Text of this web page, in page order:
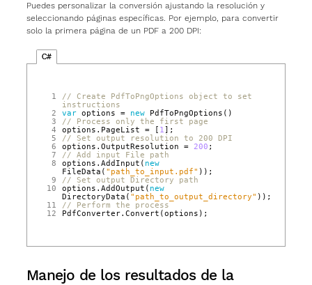
Puedes personalizar la conversión ajustando la resolución y
seleccionando páginas específicas. Por ejemplo, para convertir
solo la primera página de un PDF a 200 DPI:
C#
1
// Create PdfToPngOptions object to set
instructions
2
var options = new PdfToPngOptions ()
3
// Process only the first page
4
options . PageList = [ 1 ];
5
// Set output resolution to 200 DPI
6
options .OutputResolution = 200 ;
7
// Add input File path
8
options .AddInput ( new
FileData ( "path_to_input.pdf" ));
9
// Set output Directory path
10
options .AddOutput ( new
DirectoryData ( "path_to_output_directory" ));
11
// Perform the process
12
PdfConverter.Convert (options );
Manejo de los resultados de la